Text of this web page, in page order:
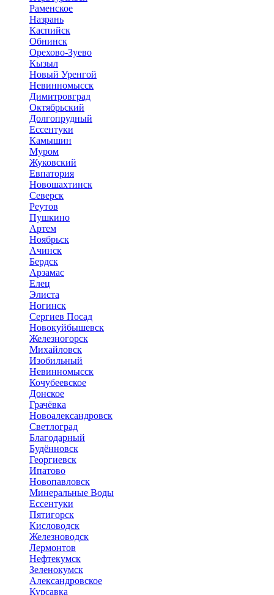
Раменское
Назрань
Каспийск
Обнинск
Орехово-Зуево
Кызыл
Новый Уренгой
Невинномысск
Димитровград
Октябрьский
Долгопрудный
Ессентуки
Камышин
Муром
Жуковский
Евпатория
Новошахтинск
Северск
Реутов
Пушкино
Артем
Ноябрьск
Ачинск
Бердск
Арзамас
Елец
Элиста
Ногинск
Сергиев Посад
Новокуйбышевск
Железногорск
Михайловск
Изобильный
Невинномысск
Кочубеевское
Донское
Грачёвка
Новоалександровск
Светлоград
Благодарный
Будённовск
Георгиевск
Ипатово
Новопавловск
Минеральные Воды
Ессентуки
Пятигорск
Кисловодск
Железноводск
Лермонтов
Нефтекумск
Зеленокумск
Александровское
Курсавка